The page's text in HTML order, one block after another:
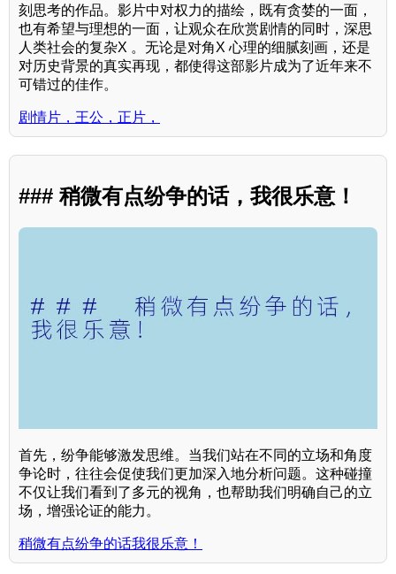
刻思考的作品。影片中对权力的描绘，既有贪婪的一面，
也有希望与理想的一面，让观众在欣赏剧情的同时，深思
人类社会的复杂X 。无论是对角X 心理的细腻刻画，还是
对历史背景的真实再现，都使得这部影片成为了近年来不
可错过的佳作。
剧情片，王公，正片，
### 稍微有点纷争的话，我很乐意！
首先，纷争能够激发思维。当我们站在不同的立场和角度
争论时，往往会促使我们更加深入地分析问题。这种碰撞
不仅让我们看到了多元的视角，也帮助我们明确自己的立
场，增强论证的能力。
稍微有点纷争的话我很乐意！